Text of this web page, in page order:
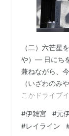
（二）六芒星
や）― 日にち
兼ねながら、
（いざわのみ
こかドライブ
おいしいうな
ら」と車を走
#伊雑宮 #元
#レイライン